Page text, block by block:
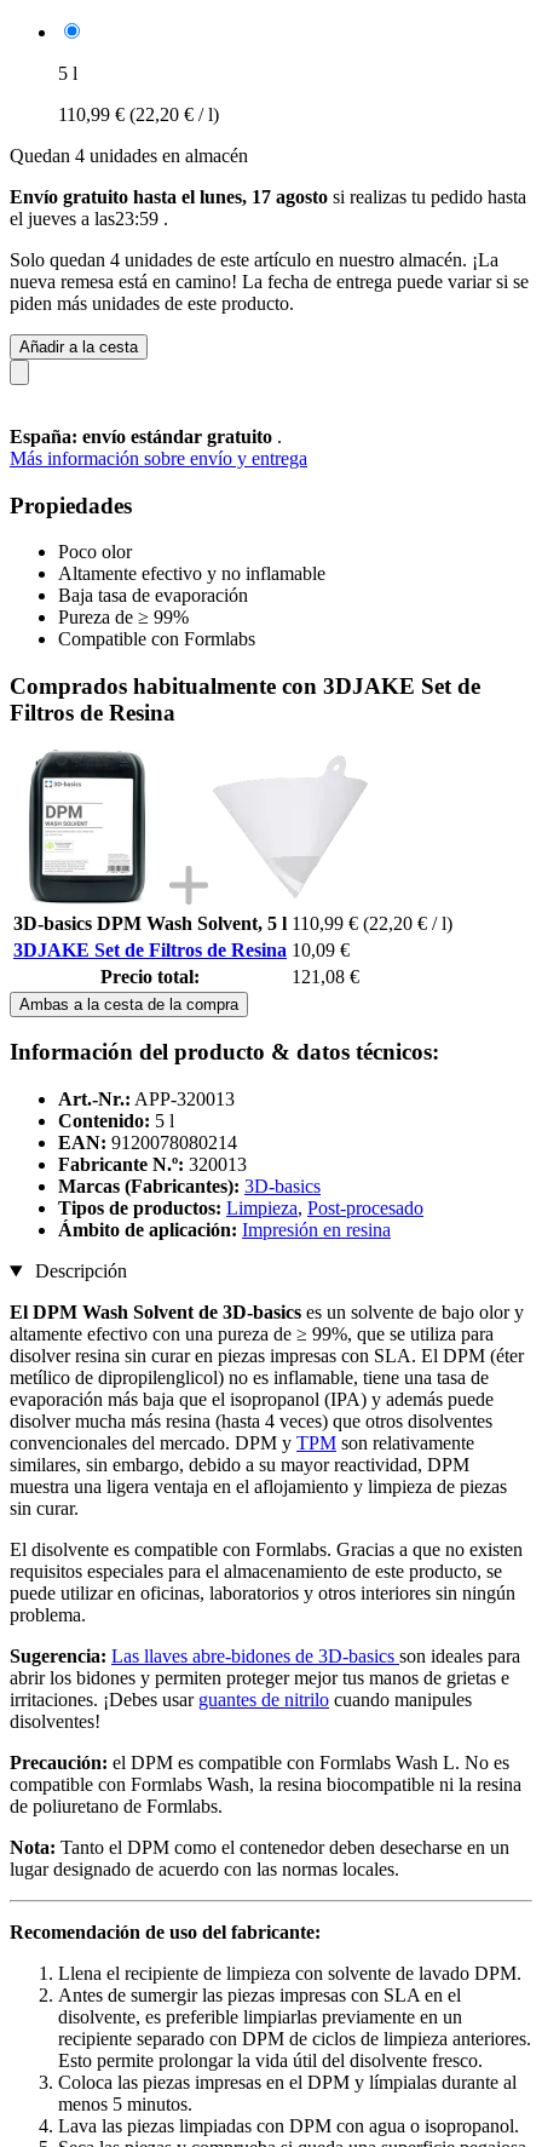
5 l
110,99 € (22,20 € / l)
Quedan 4 unidades en almacén
Envío gratuito hasta el lunes, 17 agosto si realizas tu pedido hasta
el jueves a las23:59 .
Solo quedan 4 unidades de este artículo en nuestro almacén. ¡La
nueva remesa está en camino! La fecha de entrega puede variar si se
piden más unidades de este producto.
Añadir a la cesta
España: envío estándar gratuito .
Más información sobre envío y entrega
Propiedades
Poco olor
Altamente efectivo y no inflamable
Baja tasa de evaporación
Pureza de ≥ 99%
Compatible con Formlabs
Comprados habitualmente con 3DJAKE Set de
Filtros de Resina
3D-basics DPM Wash Solvent, 5 l 110,99 € (22,20 € / l)
3DJAKE Set de Filtros de Resina 10,09 €
Precio total:
121,08 €
Ambas a la cesta de la compra
Información del producto & datos técnicos:
Art.-Nr.: APP-320013
Contenido: 5 l
EAN: 9120078080214
Fabricante N.º: 320013
Marcas (Fabricantes): 3D-basics
Tipos de productos: Limpieza, Post-procesado
Ámbito de aplicación: Impresión en resina
Descripción
El DPM Wash Solvent de 3D-basics es un solvente de bajo olor y
altamente efectivo con una pureza de ≥ 99%, que se utiliza para
disolver resina sin curar en piezas impresas con SLA. El DPM (éter
metílico de dipropilenglicol) no es inflamable, tiene una tasa de
evaporación más baja que el isopropanol (IPA) y además puede
disolver mucha más resina (hasta 4 veces) que otros disolventes
convencionales del mercado. DPM y TPM son relativamente
similares, sin embargo, debido a su mayor reactividad, DPM
muestra una ligera ventaja en el aflojamiento y limpieza de piezas
sin curar.
El disolvente es compatible con Formlabs. Gracias a que no existen
requisitos especiales para el almacenamiento de este producto, se
puede utilizar en oficinas, laboratorios y otros interiores sin ningún
problema.
Sugerencia: Las llaves abre-bidones de 3D-basics son ideales para
abrir los bidones y permiten proteger mejor tus manos de grietas e
irritaciones. ¡Debes usar guantes de nitrilo cuando manipules
disolventes!
Precaución: el DPM es compatible con Formlabs Wash L. No es
compatible con Formlabs Wash, la resina biocompatible ni la resina
de poliuretano de Formlabs.
Nota: Tanto el DPM como el contenedor deben desecharse en un
lugar designado de acuerdo con las normas locales.
Recomendación de uso del fabricante:
Llena el recipiente de limpieza con solvente de lavado DPM.
Antes de sumergir las piezas impresas con SLA en el
disolvente, es preferible limpiarlas previamente en un
recipiente separado con DPM de ciclos de limpieza anteriores.
Esto permite prolongar la vida útil del disolvente fresco.
Coloca las piezas impresas en el DPM y límpialas durante al
menos 5 minutos.
Lava las piezas limpiadas con DPM con agua o isopropanol.